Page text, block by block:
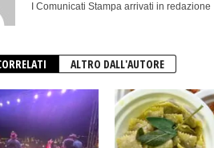
I Comunicati Stampa arrivati in redazione
ALTRO DALL'AUTORE